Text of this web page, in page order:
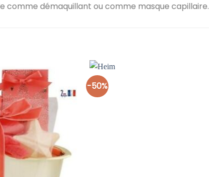
comme démaquillant ou comme masque capillaire.
à la liste
d’envies
-50%